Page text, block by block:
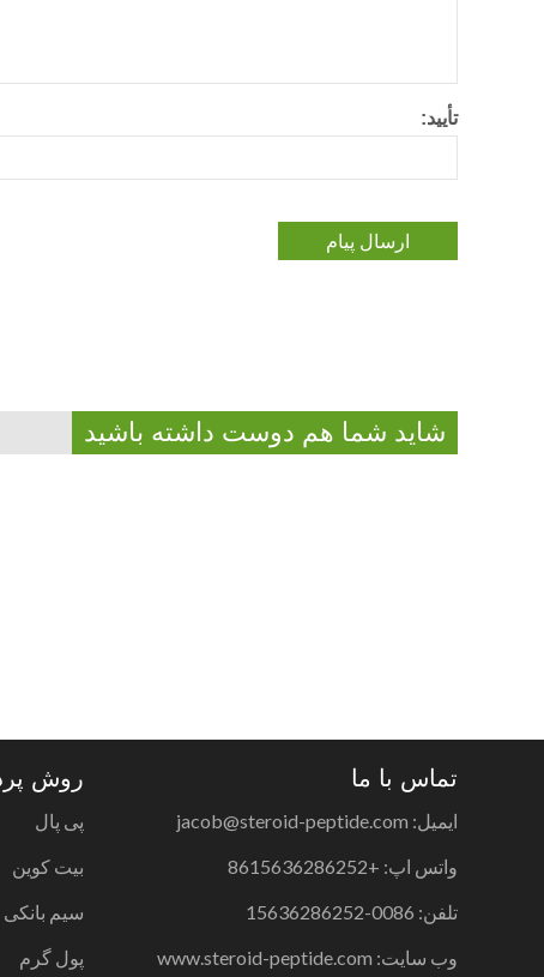
تأیید:
شاید شما هم دوست داشته باشید
روش
پی پال
بیت کوین
سیم بانکی
پول گرم
تماس با ما
ایمیل: jacob@steroid-peptide.com
واتس اپ: +8615636286252
تلفن: 0086-15636286252
وب سایت: www.steroid-peptide.com